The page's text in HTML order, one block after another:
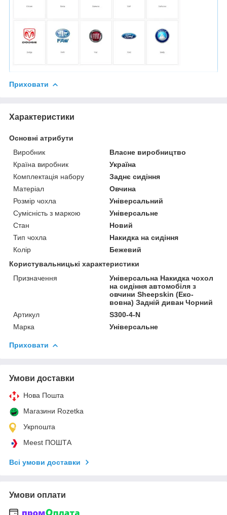
Приховати
Характеристики
Основні атрибути
Виробник
Власне виробництво
Країна виробник
Україна
Комплектація набору
Заднє сидіння
Матеріал
Овчина
Розмір чохла
Універсальний
Сумісність з маркою
Універсальне
Стан
Новий
Тип чохла
Накидка на сидіння
Колір
Бежевий
Користувальницькі характеристики
Призначення
Універсальна Накидка чохол
на сидіння автомобіля з
овчини Sheepskin (Еко-
вовна) Задній диван Чорний
Артикул
S300-4-N
Марка
Універсальне
Приховати
Умови доставки
Нова Пошта
Магазини Rozetka
Укрпошта
Meest ПОШТА
Всі умови доставки
Умови оплати